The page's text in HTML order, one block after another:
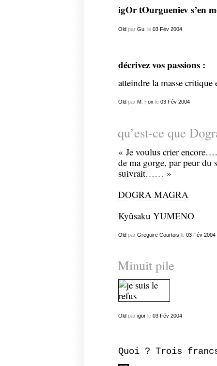
igOr tOurgueniev s’en
Oldpar Gu. le 03 Fév 2004
décrivez vos passions :
atteindre la masse critique
Oldpar M. Fox le 03 Fév 2004
qu’est-ce que
« Je voulus crier
de ma gorge, par peur du
suivrait…… »
DOGRA MAGRA
Kyûsaku YUMENO
Oldpar Gregoire Courtois le 03 Fév 2004
Minuit pile
Oldpar igorle 03 Fév 2004
Quoi ? Trois